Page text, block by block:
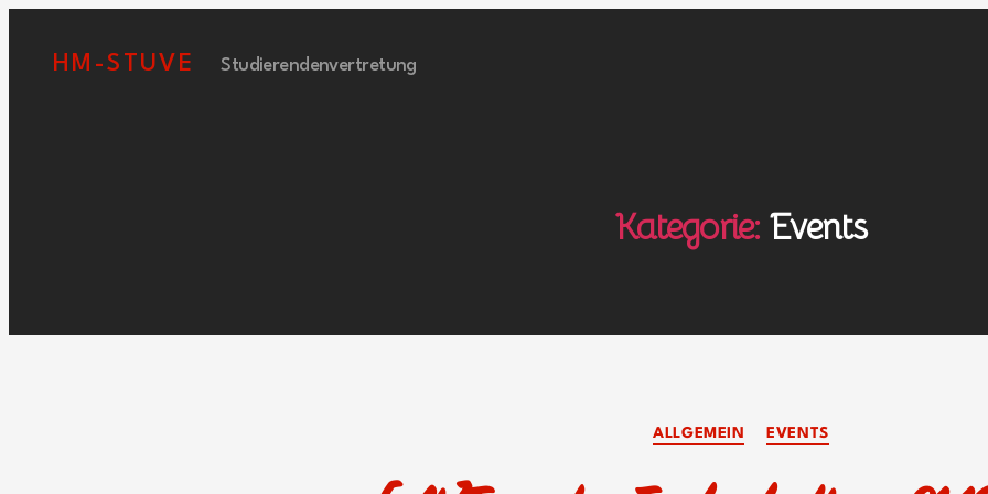
HM-STUVE Studierendenvertretung
Kategorie: Events
Kategorien
ALLGEMEIN EVENTS